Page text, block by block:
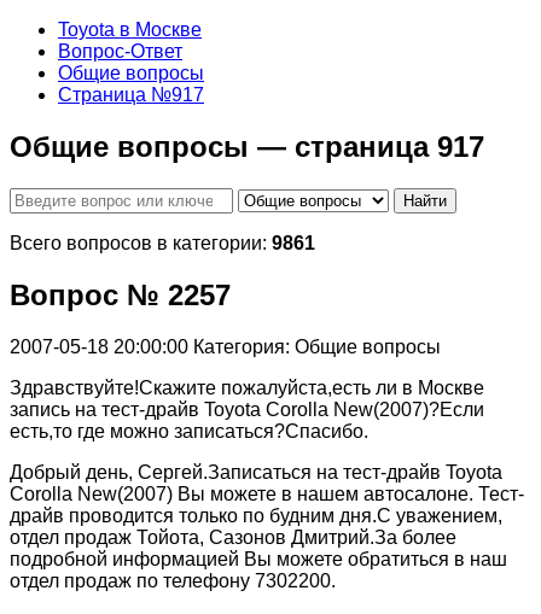
Toyota в Москве
Вопрос-Ответ
Общие вопросы
Страница №917
Общие вопросы — страница 917
Найти
Всего вопросов в категории: 9861
Вопрос № 2257
2007-05-18 20:00:00 Категория: Общие вопросы
Здравствуйте!Скажите пожалуйста,есть ли в Москве
запись на тест-драйв Toyota Corolla New(2007)?Если
есть,то где можно записаться?Спасибо.
Добрый день, Сергей.Записаться на тест-драйв Toyota
Corolla New(2007) Вы можете в нашем автосалоне. Тест-
драйв проводится только по будним дня.С уважением,
отдел продаж Тойота, Сазонов Дмитрий.За более
подробной информацией Вы можете обратиться в наш
отдел продаж по телефону 7302200.